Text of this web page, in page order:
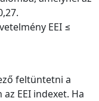
EEI ≤
feltüntetni a
EEI indexet. Ha